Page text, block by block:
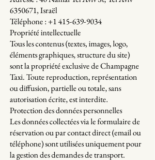
6350671, Israël
Téléphone : +1 415-639-9034
Propriété intellectuelle
Tous les contenus (textes, images, logo,
éléments graphiques, structure du site)
sont la propriété exclusive de Champagne
Taxi. Toute reproduction, représentation
ou diffusion, partielle ou totale, sans
autorisation écrite, est interdite.
Protection des données personnelles
Les données collectées via le formulaire de
réservation ou par contact direct (email ou
téléphone) sont utilisées uniquement pour
la gestion des demandes de transport.